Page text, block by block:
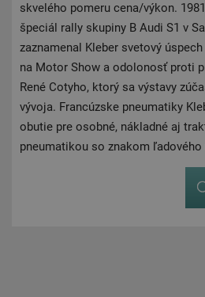
skvelého pomeru cena/výkon.
špeciál rally skupiny B Audi S1 ​​v
zaznamenal Kleber svetový
na Motor Show a odolonosť proti
René Cotyho, ktorý sa výstavy
vývoja. Francúzske pneumatiky
obutie pre osobné, nákladné aj
pneumatikou so znakom ľadového